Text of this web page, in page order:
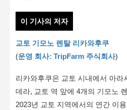
이 기사의 저자
교토 기모노 렌탈 리카와후쿠
(운영 회사: TripFarm 주식회사)
리카와후쿠은 교토 시내에서 아라
데라, 교토 역 앞에 4개의 기모노
2023년 교토 지역에서의 연간 이